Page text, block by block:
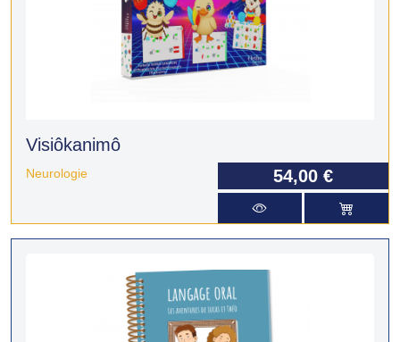
Visiôkanimô
Neurologie 54,00 €